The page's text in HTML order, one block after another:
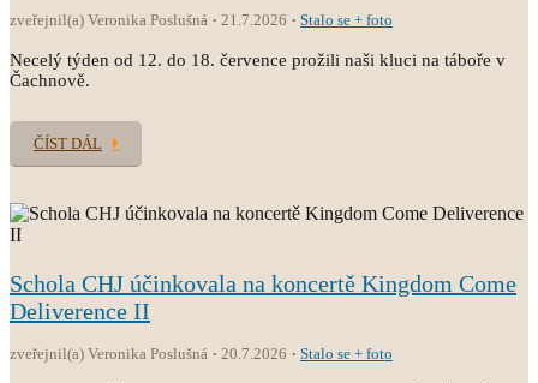
zveřejnil(a) Veronika Poslušná 21.7.2026 Stalo se + foto
Necelý týden od 12. do 18. července prožili naši kluci na táboře v
Čachnově.
ČÍST DÁL
Schola CHJ účinkovala na koncertě Kingdom Come
Deliverence II
zveřejnil(a) Veronika Poslušná 20.7.2026 Stalo se + foto